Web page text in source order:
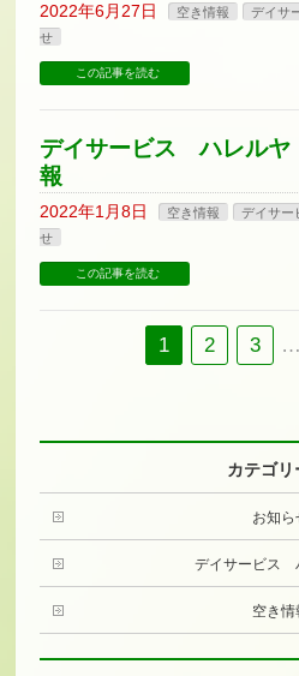
2022年6月27日 空き情報 デイサ
せ
この記事を読む
デイサービス ハレル
報
2022年1月8日 空き情報 デイサー
せ
この記事を読む
1 2 3 …
カテゴリ
お知ら
デイサービス
空き情